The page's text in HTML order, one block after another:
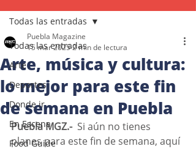
Todas las entradas
Arte
Deportes
Donde ir
En Escena
Food Guide
Todas las entradas
Arte, música y cultura:
lo mejor para este fin
de semana en Puebla
Puebla Magazine
15 mar 20252 min de lectura
Puebla MGZ.-
  Si aún no tienes
planes para este fin de semana, aquí